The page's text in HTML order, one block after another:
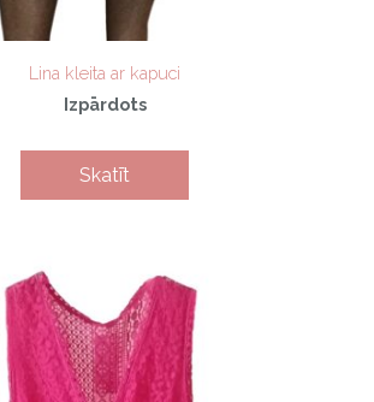
Lina kleita ar kapuci
Izpārdots
Skatīt